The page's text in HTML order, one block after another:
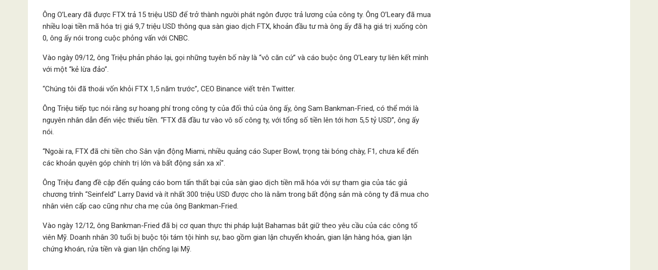
Ông O’Leary đã được FTX trả 15 triệu USD để trở thành người phát ngôn được trả lương của công ty. Ông O’Leary đã mua
nhiều loại tiền mã hóa trị giá 9,7 triệu USD thông qua sàn giao dịch FTX, khoản đầu tư mà ông ấy đã hạ giá trị xuống còn
0, ông ấy nói trong cuộc phỏng vấn với CNBC.
Vào ngày 09/12, ông Triệu phản pháo lại, gọi những tuyên bố này là “vô căn cứ” và cáo buộc ông O’Leary tự liên kết mình
với một “kẻ lừa đảo”.
“Chúng tôi đã thoái vốn khỏi FTX 1,5 năm trước”, CEO Binance viết trên Twitter.
Ông Triệu tiếp tục nói rằng sự hoang phí trong công ty của đối thủ của ông ấy, ông Sam Bankman-Fried, có thể mới là
nguyên nhân dẫn đến việc thiếu tiền. “FTX đã đầu tư vào vô số công ty, với tổng số tiền lên tới hơn 5,5 tỷ USD”, ông ấy
nói.
“Ngoài ra, FTX đã chi tiền cho Sân vận động Miami, nhiều quảng cáo Super Bowl, trọng tài bóng chày, F1, chưa kể đến
các khoản quyên góp chính trị lớn và bất động sản xa xỉ”.
Ông Triệu đang đề cập đến quảng cáo bom tấn thất bại của sàn giao dịch tiền mã hóa với sự tham gia của tác giả
chương trình “Seinfeld” Larry David và ít nhất 300 triệu USD được cho là nằm trong bất động sản mà công ty đã mua cho
nhân viên cấp cao cũng như cha mẹ của ông Bankman-Fried.
Vào ngày 12/12, ông Bankman-Fried đã bị cơ quan thực thi pháp luật Bahamas bắt giữ theo yêu cầu của các công tố
viên Mỹ. Doanh nhân 30 tuổi bị buộc tội tám tội hình sự, bao gồm gian lận chuyển khoản, gian lận hàng hóa, gian lận
chứng khoán, rửa tiền và gian lận chống lại Mỹ.